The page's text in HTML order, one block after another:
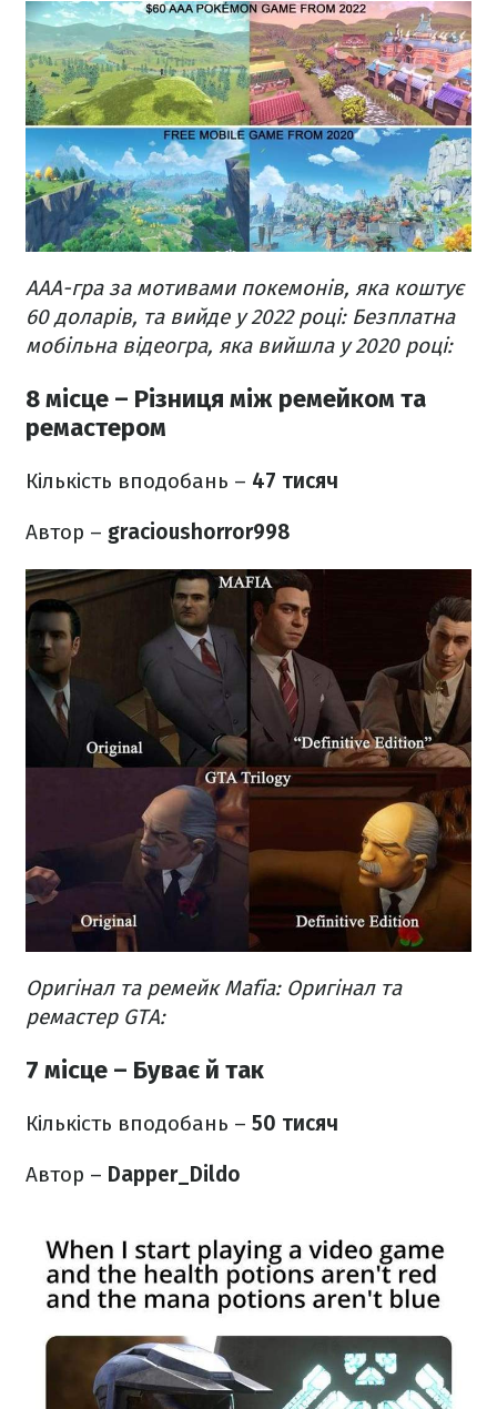
AAA-гра за мотивами покемонів, яка коштує
60 доларів, та вийде у 2022 році:Безплатна
мобільна відеогра, яка вийшла у 2020 році:
8 місце – Різниця між ремейком та
ремастером
Кількість вподобань – 47 тисяч
Автор – gracioushorror998
Оригінал та ремейк Mafia:Оригінал та
ремастер GTA:
7 місце – Буває й так
Кількість вподобань – 50 тисяч
Автор – Dapper_Dildo